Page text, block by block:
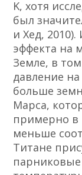
K, хотя
был
и Хед,
эффекта на
Земле, в
давление
больше
Марса,
примерно в
меньше
Титане